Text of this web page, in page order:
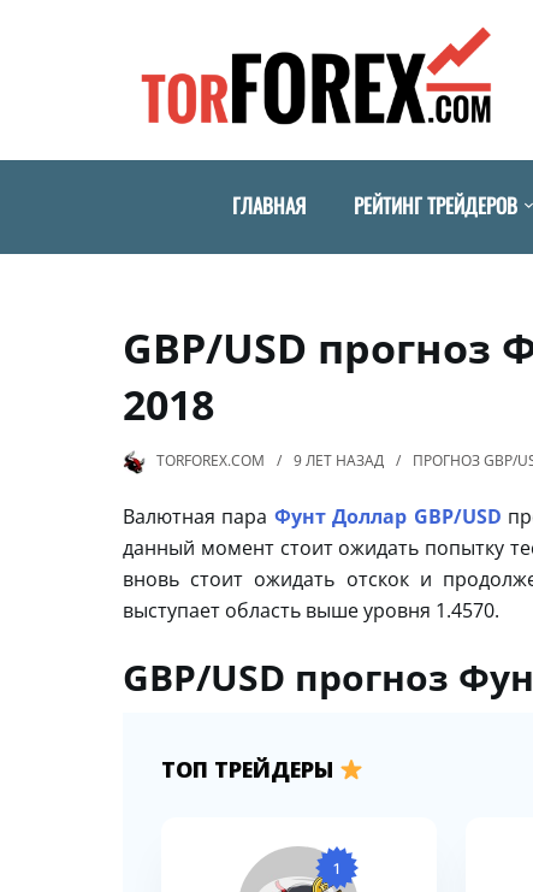
ГЛАВНАЯ РЕЙТИНГ ТРЕЙДЕРОВ
GBP/USD прогноз
2018
TORFOREX.COM 9 ЛЕТ НАЗАД ПРОГНОЗ GBP/
Валютная пара Фунт Доллар GBP/USD
данный момент стоит ожидать попытку
вновь стоит ожидать отскок и
выступает область выше уровня 1.4570.
GBP/USD прогноз
ТОП ТРЕЙДЕРЫ
1